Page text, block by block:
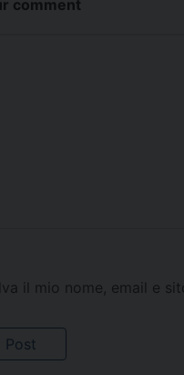
comment
il mio nome, email e